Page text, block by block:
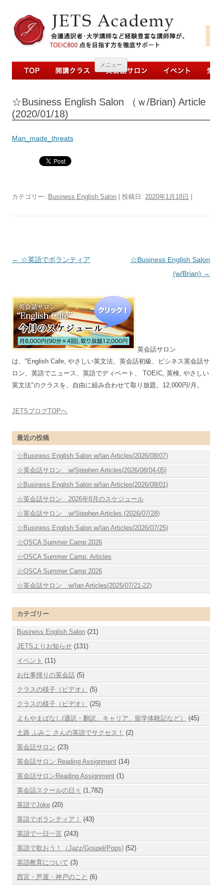
メニュー コンテンツへ移動
☆Business English Salon （ｗ/Brian) Article
(2020/01/18)
Man_made_threats
カテゴリー: Business English Salon | 投稿日: 2020年1月18日
投稿ナビゲーション
← ☆英語でボランティア
☆Business English Salon
(w/Brian) →
英会話サロン
は、"English Cafe, やさしい英文法、英会話初級、ビシネス英会話サ
ロン、英語でニュース、英語でディベート、 TOEIC, 英検, やさしい
英文法"のクラスを、自由に組み合わせて取り放題。12,000円/月。
JETSブログTOPへ
最近の投稿
☆Business English Salon w/Ian Articles(2026/08/07)
☆英会話サロン w/Stephen Articles(2026/08/04-05)
☆Business English Salon w/Ian Articles(2026/08/01)
☆英会話サロン 2026年8月のスケジュール
☆英会話サロン w/Stephen Articles (2026/07/28)
☆Business English Salon w/Ian Articles(2026/07/25)
☆OSCA Summer Camp 2026
☆OSCA Summer Camp. Articles
☆OSCA Summer Camp 2026
☆英会話サロン w/Ian Articles(2025/07/21-22)
カテゴリー
Business English Salon (21)
JETSよりお知らせ (131)
イベント (11)
お仕事帰りの英会話 (5)
クラスの様子（ビデオ）
(5)
クラスの様子（ビデオ）
(25)
よもやまばなし(通訳・翻訳、キャリア、留学体験記など）
(45)
土路 ふみこ さんの英語でサクセス！
(2)
英会話サロン (23)
英会話サロン Reading Assignment (14)
英会話サロンReading Assignment (1)
英会話スクールの日々 (1,782)
英語でJoke (20)
英語でボランティア！
(43)
英語で一日一言 (243)
英語で歌おう！（Jazz/Gospel/Pops) (52)
英語教育について (3)
西宮・芦屋・神戸のこと (6)